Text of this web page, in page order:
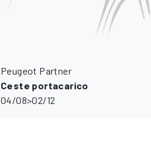
Peugeot Partner
Ceste portacarico
04/08>02/12